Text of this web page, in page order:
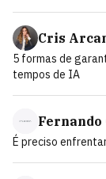
Cris
5 formas de
tempos de IA
É preciso